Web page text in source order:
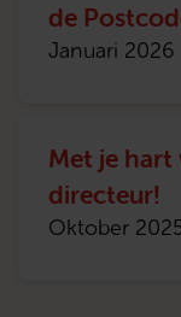
de
Januari 2026
Met je
directeur!
Oktober